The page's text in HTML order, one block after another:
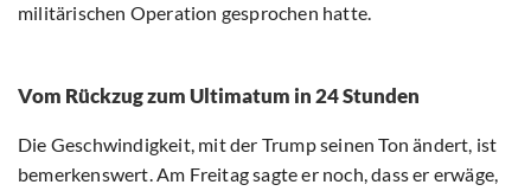
militärischen Operation gesprochen hatte.
Vom Rückzug zum Ultimatum in 24 Stunden
Die Geschwindigkeit, mit der Trump seinen Ton ändert, ist
bemerkenswert. Am Freitag sagte er noch, dass er erwäge,